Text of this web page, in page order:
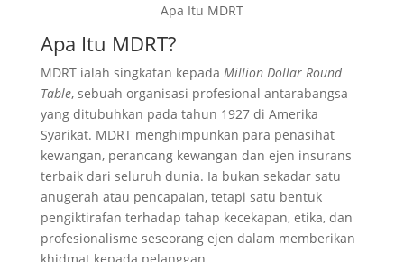
Bagaimana Ejen Insurans Boleh Capai Status
MDRT
Soalan Lazim (FAQ) Tentang Apa Itu MDRT
Apa maksud MDRT dalam kerjaya ejen
insurans?
Adakah status MDRT hanya berdasarkan
jumlah jualan sahaja?
Berapa komisen yang perlu dicapai untuk
layak MDRT?
Adakah semua syarikat insurans di Malaysia
Apa Itu MDRT
Apa Itu MDRT?
MDRT ialah singkatan kepada Million Dollar Round
Table, sebuah organisasi profesional antarabangsa
yang ditubuhkan pada tahun 1927 di Amerika
Syarikat. MDRT menghimpunkan para penasihat
kewangan, perancang kewangan dan ejen insurans
terbaik dari seluruh dunia. Ia bukan sekadar satu
anugerah atau pencapaian, tetapi satu bentuk
pengiktirafan terhadap tahap kecekapan, etika, dan
profesionalisme seseorang ejen dalam memberikan
khidmat kepada pelanggan.